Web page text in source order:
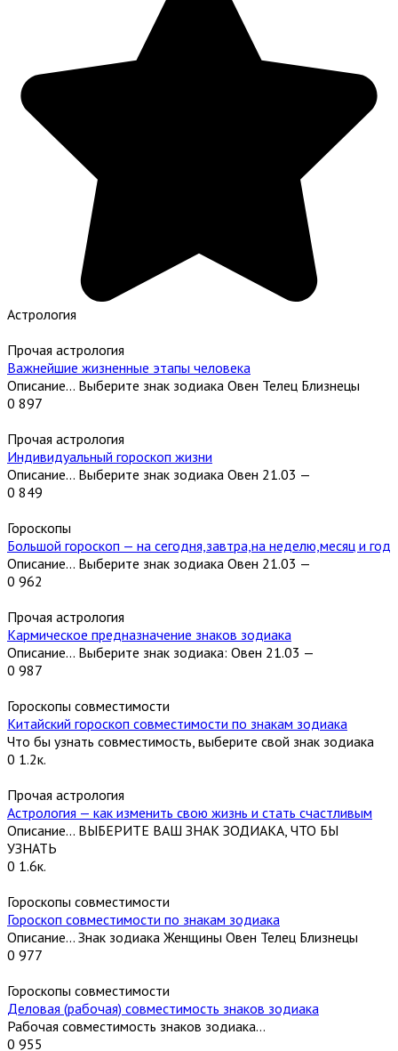
Астрология
Прочая астрология
Важнейшие жизненные этапы человека
Описание… Выберите знак зодиака Овен Телец Близнецы
0 897
Прочая астрология
Индивидуальный гороскоп жизни
Описание… Выберите знак зодиака Овен 21.03 —
0 849
Гороскопы
Большой гороскоп — на сегодня,завтра,на неделю,месяц и год
Описание… Выберите знак зодиака Овен 21.03 —
0 962
Прочая астрология
Кармическое предназначение знаков зодиака
Описание… Выберите знак зодиака: Овен 21.03 —
0 987
Гороскопы совместимости
Китайский гороскоп совместимости по знакам зодиака
Что бы узнать совместимость, выберите свой знак зодиака
0 1.2к.
Прочая астрология
Астрология — как изменить свою жизнь и стать счастливым
Описание… ВЫБЕРИТЕ ВАШ ЗНАК ЗОДИАКА, ЧТО БЫ
УЗНАТЬ
0 1.6к.
Гороскопы совместимости
Гороскоп совместимости по знакам зодиака
Описание… Знак зодиака Женщины Овен Телец Близнецы
0 977
Гороскопы совместимости
Деловая (рабочая) совместимость знаков зодиака
Рабочая совместимость знаков зодиака…
0 955